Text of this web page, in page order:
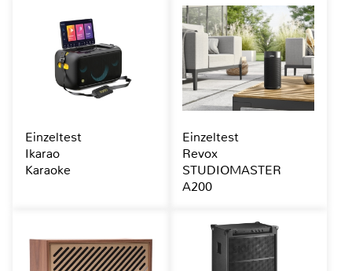
Einzeltest
Ikarao
Karaoke
Einzeltest
Revox
STUDIOMASTER
A200